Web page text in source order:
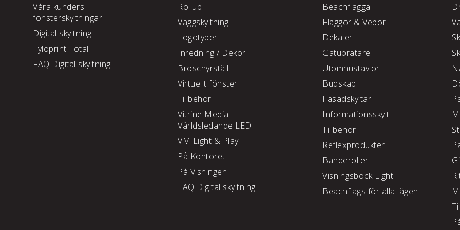
Våra kunders
fönsterskyltningar
Digital skyltning
Tylöprint Total
FAQ Digital skyltning
Rollup
Väggskyltning
Logotyper
Inredning / Dekor
Broschyrställ
Virtuellt fönster
Tillbehör
Vitrine Media -
Världsledande LED
VM Light & Play
På Kontoret
På Visningen
FAQ Digital skyltning
Beachflagga
Flaggor & Vepor
Dekaler
Gatupratare
Utomhustavlor
Budskap
Fasadskyltar
Informationsskylt
Tillbehör
Reflexprodukter
Banderoller
Visningsbock Light
Beachflags för alla lägen